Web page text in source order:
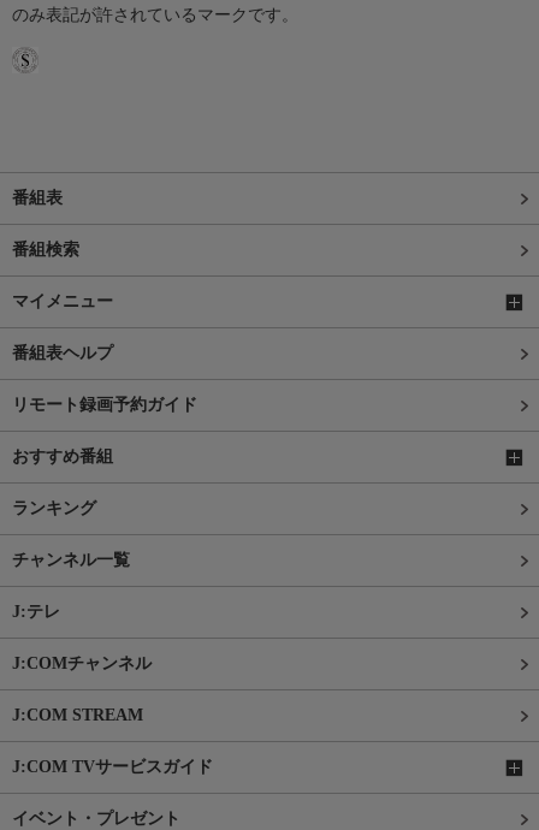
のみ表記が許されているマークです。
番組表
番組検索
マイメニュー
番組表ヘルプ
リモート録画予約ガイド
おすすめ番組
ランキング
チャンネル一覧
J:テレ
J:COMチャンネル
J:COM STREAM
J:COM TVサービスガイド
イベント・プレゼント